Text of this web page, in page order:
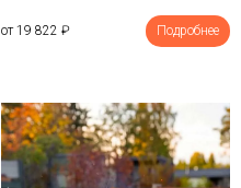
от 19 822 ₽ Подробнее